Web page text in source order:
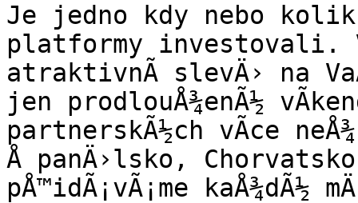
Je jedno kdy nebo
platformy investovali.
atraktivnÃ­ slevÄ› na
jen prodlouÅ¾enÃ½
partnerskÃ½ch vÃ­ce
Å panÄ›lsko,
pÅ™idÃ¡vÃ¡me kaÅ¾dÃ½